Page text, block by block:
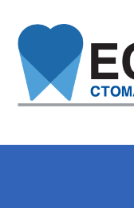
КОНТАКТ
ГАЛЕРИЈА